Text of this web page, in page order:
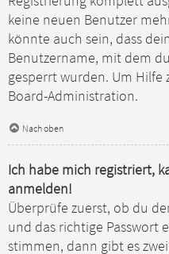
keine neuen Benutzer
könnte auch sein, dass
Benutzername, mit dem
gesperrt wurden. Um
Board-Administration.
Nach oben
Ich habe mich registriert,
anmelden!
Überprüfe zuerst, ob du
und das richtige Passwort
stimmen, dann gibt es